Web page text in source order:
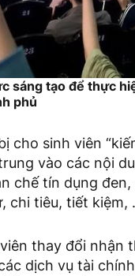
sáng tạo để thực
phủ
cho sinh viên
vào các nội
chế tín dụng
chi tiêu, tiết kiệm,
thay đổi
dịch vụ tài